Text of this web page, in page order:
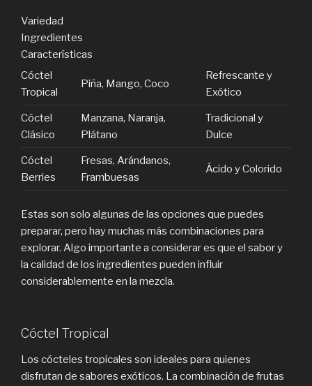
Variedad
Ingredientes
Características
Cóctel
Tropical
Piña, Mango, Coco
Refrescante y
Exótico
Cóctel
Clásico
Manzana, Naranja,
Plátano
Tradicional y
Dulce
Cóctel
Berries
Fresas, Arándanos,
Frambuesas
Ácido y Colorido
Estas son solo algunas de las opciones que puedes
preparar, pero hay muchas más combinaciones para
explorar. Algo importante a considerar es que el sabor y
la calidad de los ingredientes pueden influir
considerablemente en la mezcla.
Cóctel Tropical
Los cócteles tropicales son ideales para quienes
disfrutan de sabores exóticos. La combinación de frutas